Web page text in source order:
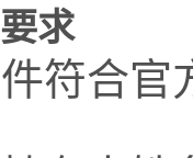
求
符合